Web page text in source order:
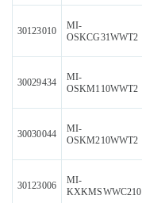
30123010
MI-
OSKCG31WWT2
30029434
MI-
OSKM110WWT2
30030044
MI-
OSKM210WWT2
30123006
MI-
KXKMSWWC210